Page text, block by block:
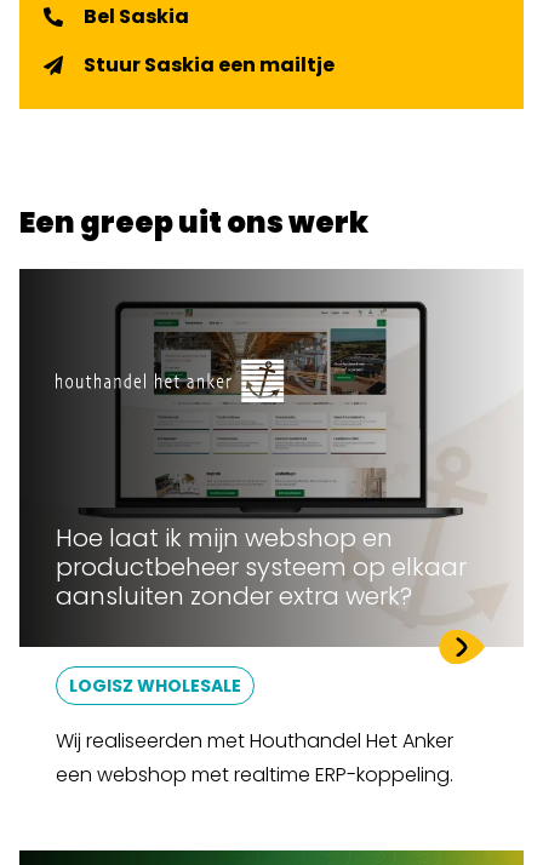
Bel Saskia
Stuur Saskia een mailtje
Een greep uit ons werk
Hoe laat ik mijn webshop en
productbeheer systeem op elkaar
aansluiten zonder extra werk?
LOGISZ WHOLESALE
Wij realiseerden met Houthandel Het Anker
een webshop met realtime ERP-koppeling.